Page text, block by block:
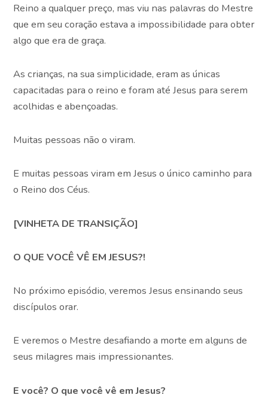
Reino a qualquer preço, mas viu nas palavras do Mestre
que em seu coração estava a impossibilidade para obter
algo que era de graça.
As crianças, na sua simplicidade, eram as únicas
capacitadas para o reino e foram até Jesus para serem
acolhidas e abençoadas.
Muitas pessoas não o viram.
E muitas pessoas viram em Jesus o único caminho para
o Reino dos Céus.
[VINHETA DE TRANSIÇÃO]
O QUE VOCÊ VÊ EM JESUS?!
No próximo episódio, veremos Jesus ensinando seus
discípulos orar.
E veremos o Mestre desafiando a morte em alguns de
seus milagres mais impressionantes.
E você? O que você vê em Jesus?